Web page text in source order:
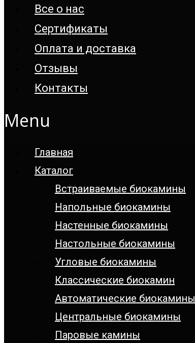
Все о нас
Сертификаты
Оплата и доставка
Отзывы
Контакты
Menu
Главная
Каталог
Встраиваемые биокамины
Напольные биокамины
Настенные биокамины
Настoльные биокамины
Угловые биокамины
Классические биокамин
Автоматические биокамины
Центральные биокамины
Паровые камины